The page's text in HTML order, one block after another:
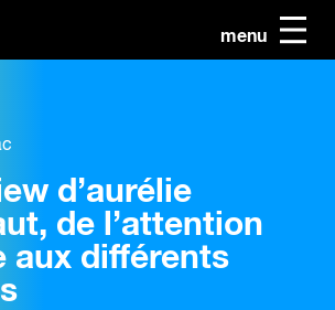
menu
d’aurélie
de l’attention
aux différents